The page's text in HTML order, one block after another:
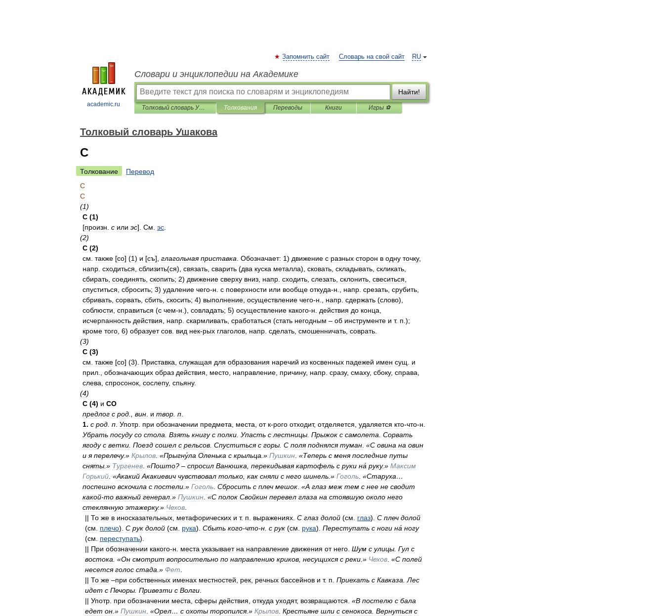
academic.ru
RU
Запомнить сайт Словарь на свой сайт
Словари и энциклопедии на Академике
Найти!
Толковый словарь Ушакова Толкования Переводы Книги Игры ⚽
Толковый словарь Ушакова
С
Толкование
Перевод
С
С
(1)
С (1)
[произн с или эс]. См эс
(2)
С (2)
см также [со] (1) и [съ], глагольная приставка Обозначает: 1) движение с разных сторон в одну точку,
напр сходиться сблизить(ся), связать сварить (два куска металла), сковать складывать скликать
сбирать соединять скопить; 2) движение сверху вниз напр сходить слезать склонить свеситься
спуститься сбросить; 3) удаление чего-н с поверхности или вообще откуда-н напр срезать срубить
сбривать сорвать сбить скосить; 4) выполнение осуществление чего-н напр сдержать (слово),
соблюсти справиться (с чем-н .), совладать; 5) осуществление какого-н действия до конца
исчерпанность действия напр скармливать сработаться (стать негодным – об инструменте и т. п .);
кроме того 6) образует сов вид нек-рых глаголов напр сделать смошенничать соврать
(3)
С (3)
см также [со] (3). Приставка служащая для образования наречий из косвенных падежей имен сущ
и
прил
обозначающих образ действия место направление причину, напр сразу, смаху, сбоку, справа
слева спросонок сослепу, спьяну.
(4)
С (4) и СО
предлог с род вин и твор п
1. с род п Употр при обозначении предмета места от к-рого отходит, отделяется удаляется кто-что-н
Убрать посуду со стола Взять книгу с полки Упасть с лестницы Прыжок с самолета Сорвать
ягоду с ветки Поезд сошел с рельсов Спуститься с горы С поля поднялся туман «С овина на овин
и я перелечу.» Крылов «Прыгну́ла Оленька с крыльца .» Пушкин «Теперь с меня последние путы
сняты .» Тургенев «Пошто? – спросил Ванюшка перекидывая картофель с руки на́ руку.» Максим
Горький «Акакий Акакиевич чувствовал только как сняли с него шинель .» Гоголь «Старуха…
поспешно вскочила с постели .» Гоголь Сбросить с плеч мешок «А глаз меж тем с нее не сводит
какой-то важный генерал .» Пушкин «С полок Свойкин перевел глаза на стоявшую около него
стеклянную этажерку.» Чехов
|| То же в иносказательных метафорических и т. п выражениях С глаз долой (см глаз). С плеч долой
(см плечо). С рук долой (см рука). Сбыть кого-что-н с рук (см рука). Переступать с ноги на́ ногу
(см переступать).
|| При обозначении какого-н места указывает на направление движения от него Шум с улицы Гул с
востока . «Он смотрит вопросительно по направлению криков несущихся с реки .» Чехов «С полей
несется голос стада .» Фет
|| То же –при собственных именах местностей рек речных бассейнов и т. п Приехать с Кавказа Лес
идет с Печоры Привезти с Волги
|| Употр при обозначении места сферы действия откуда уходят, возвращаются «В постелю с бала
едет он .» Пушкин «Орел… с охоты торопился.» Крылов Крестьяне шли с сенокоса Вернуться с